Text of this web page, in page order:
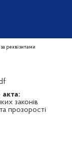
реквізитами
законів
прозорості